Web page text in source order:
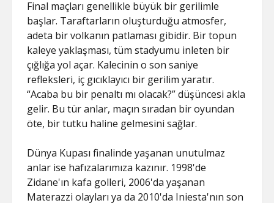
Final maçları genellikle büyük bir gerilimle
başlar. Taraftarların oluşturduğu atmosfer,
adeta bir volkanın patlaması gibidir. Bir topun
kaleye yaklaşması, tüm stadyumu inleten bir
çığlığa yol açar. Kalecinin o son saniye
refleksleri, iç gıcıklayıcı bir gerilim yaratır.
“Acaba bu bir penaltı mı olacak?” düşüncesi akla
gelir. Bu tür anlar, maçın sıradan bir oyundan
öte, bir tutku haline gelmesini sağlar.
Dünya Kupası finalinde yaşanan unutulmaz
anlar ise hafızalarımıza kazınır. 1998'de
Zidane'ın kafa golleri, 2006'da yaşanan
Materazzi olayları ya da 2010'da Iniesta'nın son